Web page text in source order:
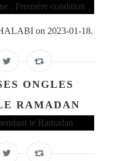
on 2023-01-18.
ONGLES
RAMADAN